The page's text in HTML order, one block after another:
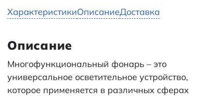
ХарактеристикиОписаниеДоставка
Описание
Многофункциональный фонарь – это
универсальное осветительное устройство,
которое применяется в различных сферах